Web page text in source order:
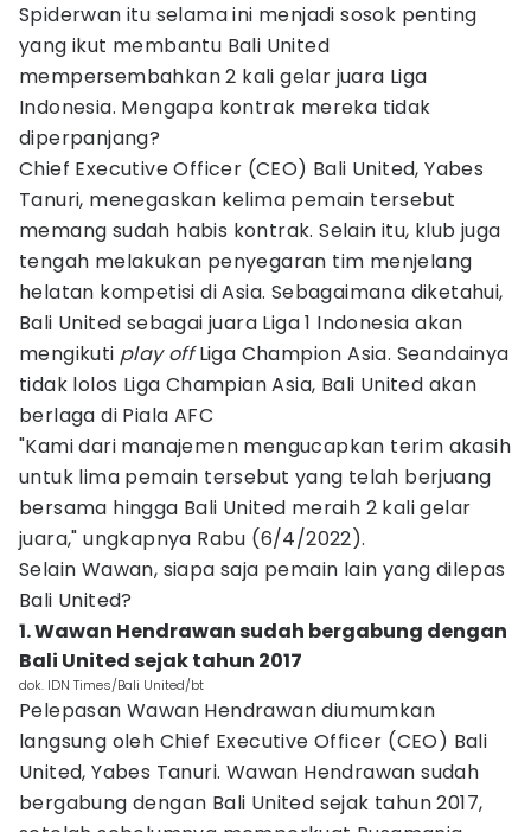
Spiderwan itu selama ini menjadi sosok penting
yang ikut membantu Bali United
mempersembahkan 2 kali gelar juara Liga
Indonesia. Mengapa kontrak mereka tidak
diperpanjang?
Chief Executive Officer (CEO) Bali United, Yabes
Tanuri, menegaskan kelima pemain tersebut
memang sudah habis kontrak. Selain itu, klub juga
tengah melakukan penyegaran tim menjelang
helatan kompetisi di Asia. Sebagaimana diketahui,
Bali United sebagai juara Liga 1 Indonesia akan
mengikuti play offLiga Champion Asia. Seandainya
tidak lolos Liga Champian Asia, Bali United akan
berlaga di Piala AFC
"Kami dari manajemen mengucapkan terim akasih
untuk lima pemain tersebut yang telah berjuang
bersama hingga Bali United meraih 2 kali gelar
juara," ungkapnya Rabu (6/4/2022).
Selain Wawan, siapa saja pemain lain yang dilepas
Bali United?
1. Wawan Hendrawan sudah bergabung dengan
Bali United sejak tahun 2017
dok. IDN Times/Bali United/bt
Pelepasan Wawan Hendrawan diumumkan
langsung oleh Chief Executive Officer (CEO) Bali
United, Yabes Tanuri. Wawan Hendrawan sudah
bergabung dengan Bali United sejak tahun 2017,